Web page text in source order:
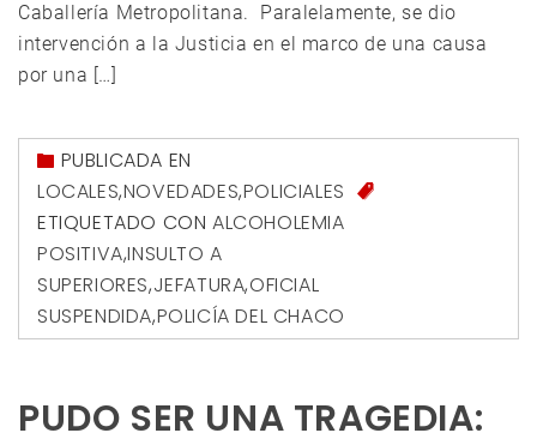
Caballería Metropolitana. Paralelamente, se dio
intervención a la Justicia en el marco de una causa
por una […]
PUBLICADA EN
LOCALES,NOVEDADES,POLICIALES
ETIQUETADO CON ALCOHOLEMIA
POSITIVA,INSULTO A
SUPERIORES,JEFATURA,OFICIAL
SUSPENDIDA,POLICÍA DEL CHACO
PUDO SER UNA TRAGEDIA: